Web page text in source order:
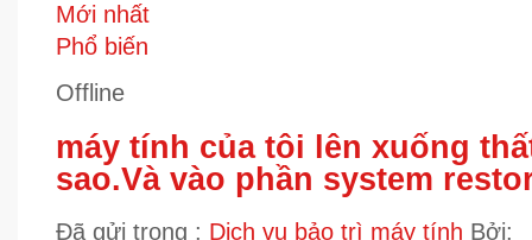
Mới nhất
Phổ biến
Offline
máy tính của tôi lên xuống
sao.Và vào phần system
Đã gửi trong : Dịch vụ bảo trì máy tính Bởi: